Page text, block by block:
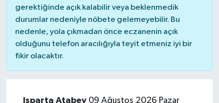
gerektiğinde açık kalabilir veya beklenmedik
durumlar nedeniyle nöbete gelemeyebilir. Bu
nedenle, yola çıkmadan önce eczanenin açık
olduğunu telefon aracılığıyla teyit etmeniz iyi bir
fikir olacaktır.
Isparta Atabey09 Ağustos 2026 Pazar